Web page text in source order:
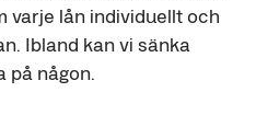
varje lån individuellt och
Ibland kan vi sänka
på någon.